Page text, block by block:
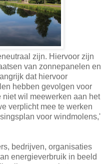
zijn. Hiervoor zijn
van zonnepanelen en
dat hiervoor
hebben gevolgen voor
wil meewerken aan het
verplicht mee te werken
voor windmolens,'
bedrijven, organisaties
energieverbruik in beeld